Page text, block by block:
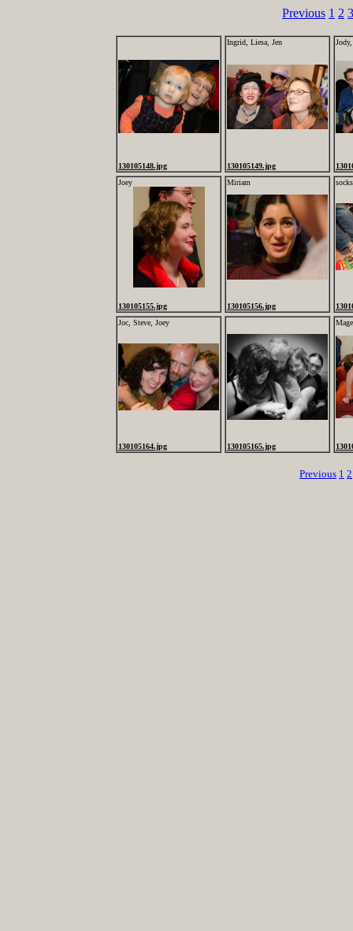
Previous 1 2 3
130105148.jpg
Ingrid, Liesa, Jen
130105149.jpg
Joey
130105155.jpg
Miriam
130105156.jpg
socks
Joc, Steve, Joey
130105164.jpg 130105165.jpg
Previous 1 2